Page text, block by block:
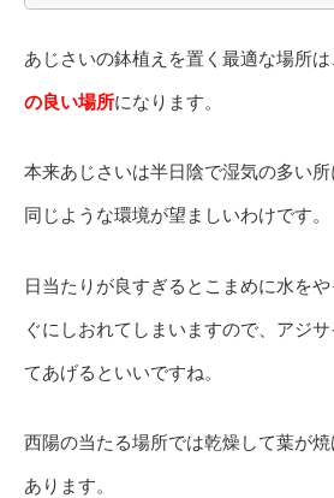
あじさいの鉢植えを置く最適な場所は
の良い場所になります。
本来あじさいは半日陰で湿気の多い所
同じような環境が望ましいわけです。
日当たりが良すぎるとこまめに水を
ぐにしおれてしまいますので、アジ
てあげるといいですね。
西陽の当たる場所では乾燥して葉が
あります。